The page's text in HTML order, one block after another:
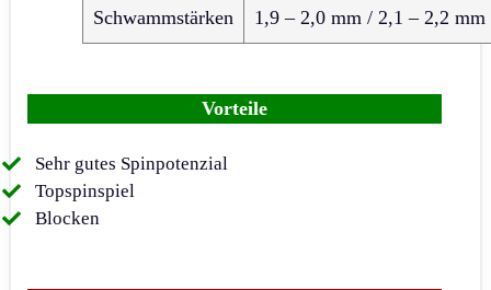
Schwammstärken
1,9 – 2,0 mm / 2,1 – 2,2 mm
Vorteile
Sehr gutes Spinpotenzial
Topspinspiel
Blocken